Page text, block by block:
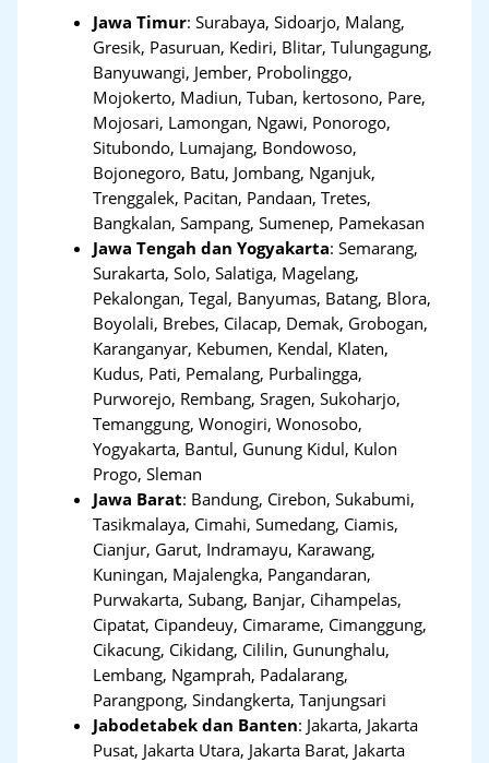
Jawa Timur:Surabaya, Sidoarjo, Malang,
Gresik, Pasuruan, Kediri, Blitar, Tulungagung,
Banyuwangi, Jember, Probolinggo,
Mojokerto, Madiun, Tuban, kertosono, Pare,
Mojosari, Lamongan, Ngawi, Ponorogo,
Situbondo, Lumajang, Bondowoso,
Bojonegoro, Batu, Jombang, Nganjuk,
Trenggalek, Pacitan, Pandaan, Tretes,
Bangkalan, Sampang, Sumenep, Pamekasan
Jawa Tengah dan Yogyakarta:Semarang,
Surakarta, Solo, Salatiga, Magelang,
Pekalongan, Tegal, Banyumas, Batang, Blora,
Boyolali, Brebes, Cilacap, Demak, Grobogan,
Karanganyar, Kebumen, Kendal, Klaten,
Kudus, Pati, Pemalang, Purbalingga,
Purworejo, Rembang, Sragen, Sukoharjo,
Temanggung, Wonogiri, Wonosobo,
Yogyakarta, Bantul, Gunung Kidul, Kulon
Progo, Sleman
Jawa Barat: Bandung, Cirebon, Sukabumi,
Tasikmalaya, Cimahi, Sumedang, Ciamis,
Cianjur, Garut, Indramayu, Karawang,
Kuningan, Majalengka, Pangandaran,
Purwakarta, Subang, Banjar, Cihampelas,
Cipatat, Cipandeuy, Cimarame, Cimanggung,
Cikacung, Cikidang, Cililin, Gununghalu,
Lembang, Ngamprah, Padalarang,
Parangpong, Sindangkerta, Tanjungsari
Jabodetabek dan Banten: Jakarta, Jakarta
Pusat, Jakarta Utara, Jakarta Barat, Jakarta